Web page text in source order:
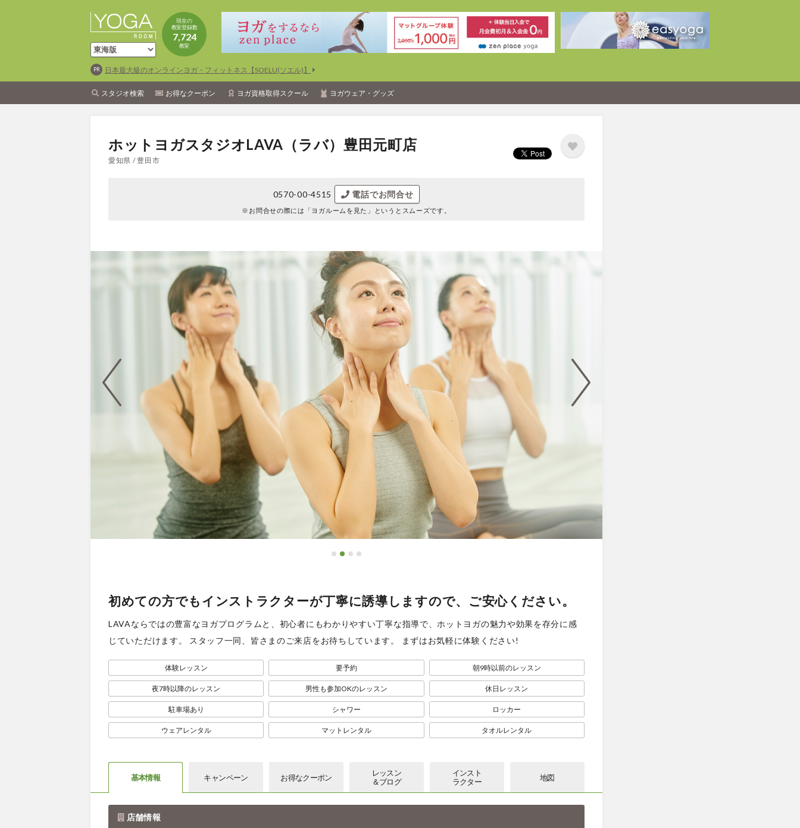
現在の
教室登録数
7,724
教室
日本最大級のオンラインヨガ・フィットネス【SOELU(ソエル)】
スタジオ検索 お得なクーポン ヨガ資格取得スクール ヨガウェア・グッズ
ホットヨガスタジオLAVA（ラバ）豊田元町店
愛知県 / 豊田市
0570-00-4515 電話でお問合せ
※お問合せの際には 「ヨガルームを見た」というとスムーズです。
初めての方でもインストラクターが丁寧に誘導しますので、ご安心ください。
LAVAならではの豊富なヨガプログラムと、初心者にもわかりやすい丁寧な指導で、ホットヨガの魅力や効果を存分に感
じていただけます。 スタッフ一同、皆さまのご来店をお待ちしています。 まずはお気軽に体験ください!
体験レッスン 要予約 朝9時以前のレッスン
夜7時以降のレッスン 男性も参加OKのレッスン 休日レッスン
駐車場あり シャワー ロッカー
ウェアレンタル マットレンタル タオルレンタル
基本情報 キャンペーン お得なクーポン
レッスン
＆ブログ
インスト
ラクター
地図
店舗情報